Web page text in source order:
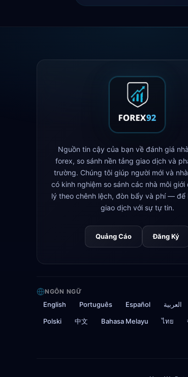
Nguồn tin cậy của bạn về đánh giá
forex, so sánh nền tảng giao dịch và
trường. Chúng tôi giúp người mới và
có kinh nghiệm so sánh các nhà môi giới
lý theo chênh lệch, đòn bẩy và phí — để
giao dịch với sự tự tin.
Quảng Cáo Đăng Ký
NGÔN NGỮ
English Português Español العربية
Polski 中文 Bahasa Melayu ไทย